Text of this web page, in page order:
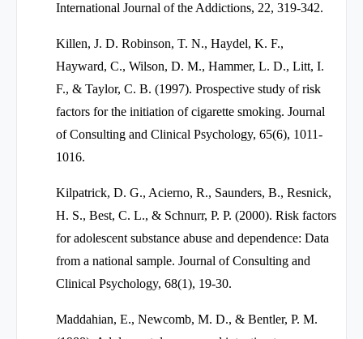
International Journal of the Addictions, 22, 319-342.
Killen, J. D. Robinson, T. N., Haydel, K. F.,
Hayward, C., Wilson, D. M., Hammer, L. D., Litt, I.
F., & Taylor, C. B. (1997). Prospective study of risk
factors for the initiation of cigarette smoking. Journal
of Consulting and Clinical Psychology, 65(6), 1011-
1016.
Kilpatrick, D. G., Acierno, R., Saunders, B., Resnick,
H. S., Best, C. L., & Schnurr, P. P. (2000). Risk factors
for adolescent substance abuse and dependence: Data
from a national sample. Journal of Consulting and
Clinical Psychology, 68(1), 19-30.
Maddahian, E., Newcomb, M. D., & Bentler, P. M.